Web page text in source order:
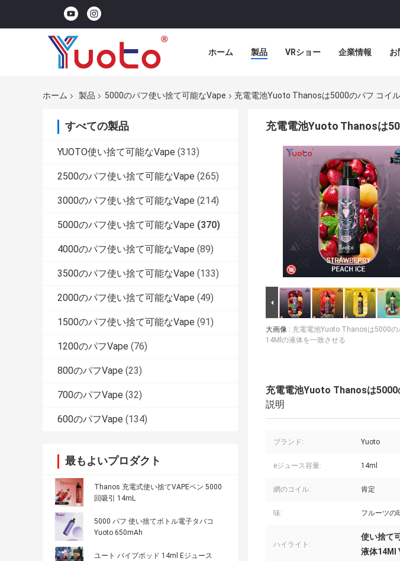
ホーム 製品 VRショー 企業情報 お
ホーム 製品 5000のパフ使い捨て可能なVape 充電電池Yuoto Thanosは5000のパフ コイ
すべての製品
YUOTO使い捨て可能なVape (313)
2500のパフ使い捨て可能なVape (265)
3000のパフ使い捨て可能なVape (214)
5000のパフ使い捨て可能なVape (370)
4000のパフ使い捨て可能なVape (89)
3500のパフ使い捨て可能なVape (133)
2000のパフ使い捨て可能なVape (49)
1500のパフ使い捨て可能なVape (91)
1200のパフVape (76)
800のパフVape (23)
700のパフVape (32)
600のパフVape (134)
最もよいプロダクト
Thanos 充電式使い捨てVAPEペン 5000
回吸引 14mL
5000 パフ 使い捨てボトル電子タバコ
Yuoto 650mAh
ユート バイプポッド 14ml Eジュース
充電電池Yuoto Thanosは
大画像 : 充電電池Yuoto Thanosは5000の
14Mlの液体を一致させる
充電電池Yuoto Thanosは
説明
ブランド: Yuoto
eジュース容量: 14ml
網のコイル: 肯定
味: フルーツの
ハイライト:
使い捨て
液体14Ml